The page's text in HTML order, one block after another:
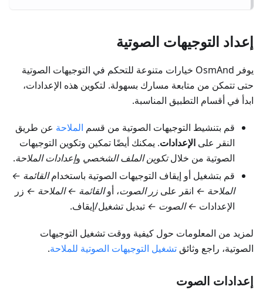
إعداد التوجيهات الصوتية
يوفر OsmAnd خيارات متنوعة للتحكم في التوجيهات الصوتية
حتى تتمكن من متابعة مسارك بسهولة. لتكوين هذه الإعدادات،
ابدأ في أقسام التطبيق المناسبة.
قم بتنشيط التوجيهات الصوتية من قسم الملاحة عن طريق
النقر على الإعدادات. يمكنك أيضًا تمكين وتكوين التوجيهات
الصوتية من خلالتكوين الملف الشخصي وإعدادات الملاحة.
قم بتشغيل أو إيقاف التوجيهات الصوتية باستخدامالقائمة ←
الملاحة ← انقر على زر الصوت، أوالقائمة ← الملاحة ← زر
الإعدادات ← الصوت ← تبديل تشغيل/إيقاف.
لمزيد من المعلومات حول كيفية ووقت تشغيل التوجيهات
الصوتية، راجع وثائقتشغيل التوجيهات الصوتية للملاحة.
إعدادات الصوت